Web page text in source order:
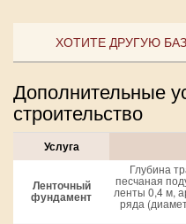
ХОТИТЕ ДРУГУЮ
Дополнительные
строительство
Услуга
Ленточный
фундамент
Глубина
песчаная
ленты 0,4 м,
ряда